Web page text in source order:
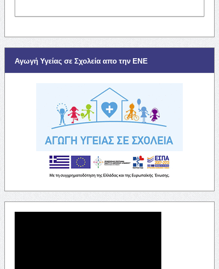
Αγωγή Υγείας σε Σχολεία απο την ΕΝΕ